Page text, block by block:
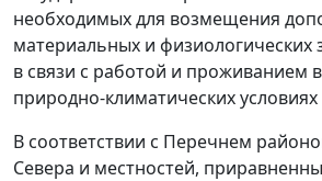
необходимых для возмещения
материальных и физиологических
в связи с работой и проживанием
природно-климатических условиях
В соответствии с Перечнем
Севера и местностей,